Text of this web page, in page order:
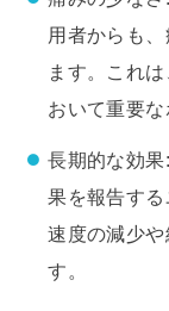
用者からも
ます。これ
おいて重要な
長期的な効
果を報告す
速度の減少
す。